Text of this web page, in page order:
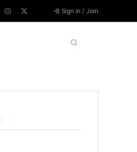
Sign in / Join